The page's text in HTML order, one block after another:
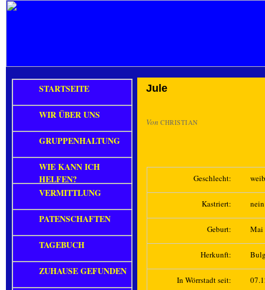
Jule
Von CHRISTIAN
Geschlecht:
Kastriert: nein
Geburt: Mai
Herkunft:
In Wörrstadt seit:
STARTSEITE
WIR ÜBER UNS
GRUPPENHALTUNG
WIE KANN ICH
HELFEN?
VERMITTLUNG
PATENSCHAFTEN
TAGEBUCH
ZUHAUSE GEFUNDEN